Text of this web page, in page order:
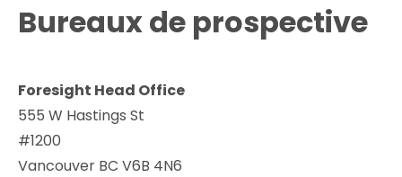
Bureaux de prospective
Foresight Head Office
555 W Hastings St
#1200
Vancouver BC V6B 4N6